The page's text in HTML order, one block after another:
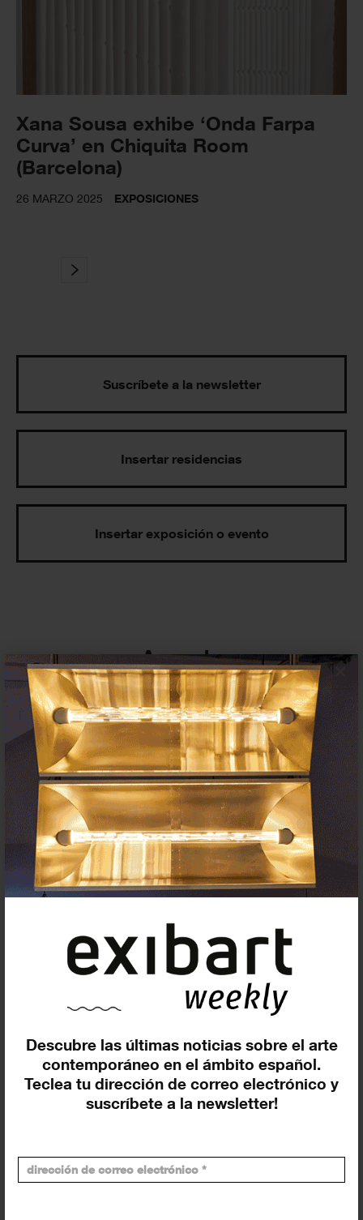
Descubre las últimas noticias sobre el arte
contemporáneo en el ámbito español.
Teclea tu dirección de correo electrónico y
suscríbete a la newsletter!
×
Xana Sousa exhibe ‘Onda Farpa
Curva’ en Chiquita Room
(Barcelona)
26 MARZO 2025 EXPOSICIONES
Suscríbete a la newsletter
Insertar residencias
Insertar exposición o evento
Agenda
Exposiciones, inauguraciones,
actividades.
¡Te ayudamos a encontrar el
evento que buscas !
Exposiciones y eventos
En curso y futuros
Pasados, en curso y futuros
Incluir eventos web
Exposiciones y actividades en tu ciudad